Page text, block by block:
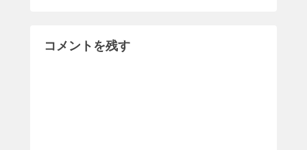
コメントを残す